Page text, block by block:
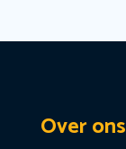
Over ons